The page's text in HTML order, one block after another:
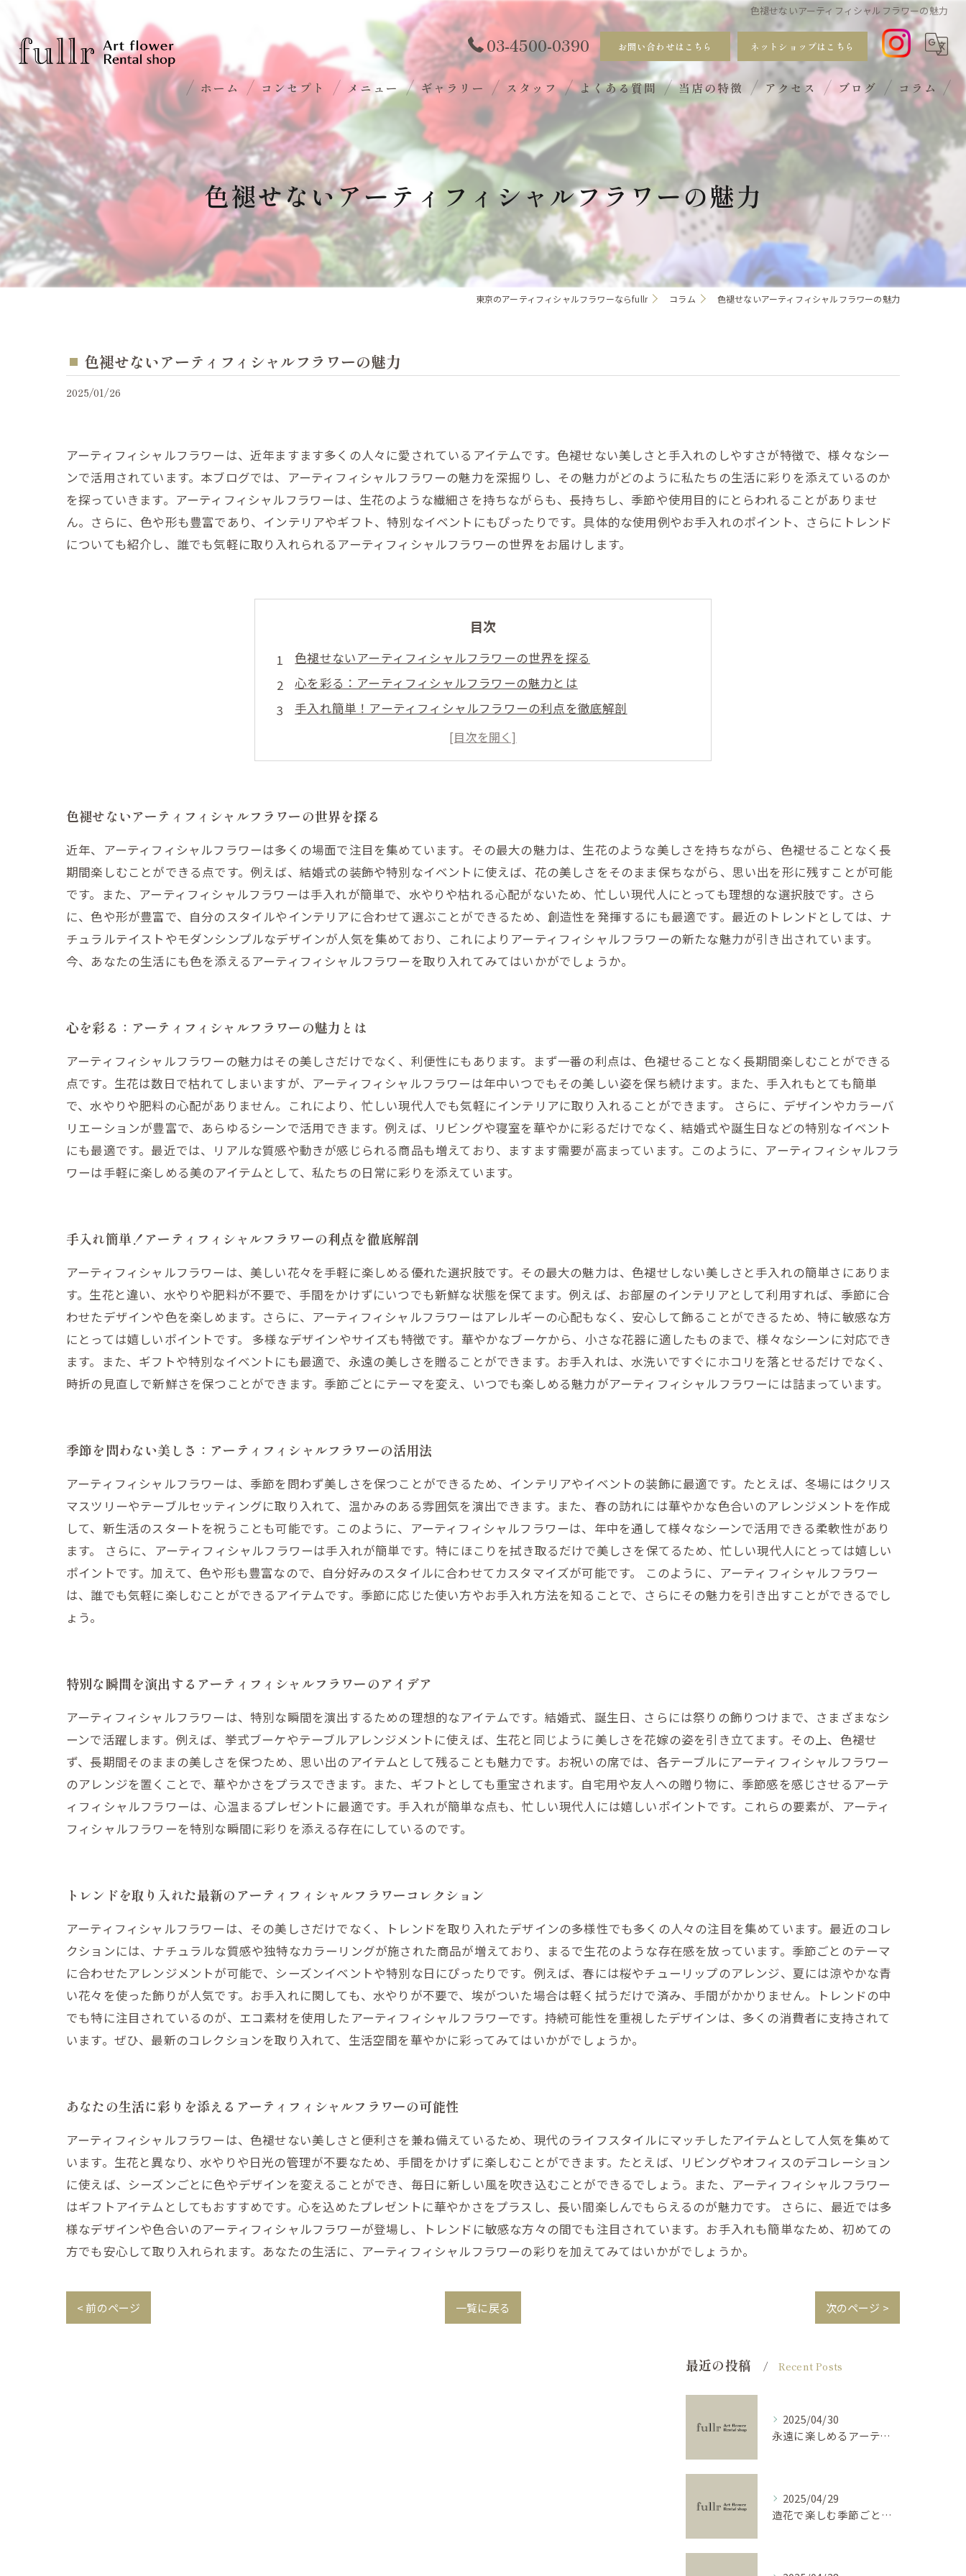
色褪せないアーティフィシャルフラワーの魅力
03-4500-0390 お問い合わせはこちら ネットショップはこちら
ホーム コンセプト メニュー ギャラリー スタッフ よくある質問 当店の特徴
おしゃれ
手入れ不要
サブスク
ギフト
ワークショップ
アクセス ブログ コラム
色褪せないアーティフィシャルフラワーの魅力
東京のアーティフィシャルフラワーならfullr コラム 色褪せないアーティフィシャルフラワーの魅力
色褪せないアーティフィシャルフラワーの魅力
2025/01/26
アーティフィシャルフラワーは、近年ますます多くの人々に愛されているアイテムです。色褪せない美しさと手入れのしやすさが特徴で、様々なシー
ンで活用されています。本ブログでは、アーティフィシャルフラワーの魅力を深掘りし、その魅力がどのように私たちの生活に彩りを添えているのか
を探っていきます。アーティフィシャルフラワーは、生花のような繊細さを持ちながらも、長持ちし、季節や使用目的にとらわれることがありませ
ん。さらに、色や形も豊富であり、インテリアやギフト、特別なイベントにもぴったりです。具体的な使用例やお手入れのポイント、さらにトレンド
についても紹介し、誰でも気軽に取り入れられるアーティフィシャルフラワーの世界をお届けします。
目次
色褪せないアーティフィシャルフラワーの世界を探る
心を彩る：アーティフィシャルフラワーの魅力とは
手入れ簡単！アーティフィシャルフラワーの利点を徹底解剖
季節を問わない美しさ：アーティフィシャルフラワーの活用法
特別な瞬間を演出するアーティフィシャルフラワーのアイデア
あなたの生活に彩りを添えるアーティフィシャルフラワーの可能性
色褪せないアーティフィシャルフラワーの世界を探る
近年、アーティフィシャルフラワーは多くの場面で注目を集めています。その最大の魅力は、生花のような美しさを持ちながら、色褪せることなく長
期間楽しむことができる点です。例えば、結婚式の装飾や特別なイベントに使えば、花の美しさをそのまま保ちながら、思い出を形に残すことが可能
です。また、アーティフィシャルフラワーは手入れが簡単で、水やりや枯れる心配がないため、忙しい現代人にとっても理想的な選択肢です。さら
に、色や形が豊富で、自分のスタイルやインテリアに合わせて選ぶことができるため、創造性を発揮するにも最適です。最近のトレンドとしては、ナ
チュラルテイストやモダンシンプルなデザインが人気を集めており、これによりアーティフィシャルフラワーの新たな魅力が引き出されています。
今、あなたの生活にも色を添えるアーティフィシャルフラワーを取り入れてみてはいかがでしょうか。
心を彩る：アーティフィシャルフラワーの魅力とは
アーティフィシャルフラワーの魅力はその美しさだけでなく、利便性にもあります。まず一番の利点は、色褪せることなく長期間楽しむことができる
点です。生花は数日で枯れてしまいますが、アーティフィシャルフラワーは年中いつでもその美しい姿を保ち続けます。また、手入れもとても簡単
で、水やりや肥料の心配がありません。これにより、忙しい現代人でも気軽にインテリアに取り入れることができます。 さらに、デザインやカラーバ
リエーションが豊富で、あらゆるシーンで活用できます。例えば、リビングや寝室を華やかに彩るだけでなく、結婚式や誕生日などの特別なイベント
にも最適です。最近では、リアルな質感や動きが感じられる商品も増えており、ますます需要が高まっています。このように、アーティフィシャルフラ
ワーは手軽に楽しめる美のアイテムとして、私たちの日常に彩りを添えています。
手入れ簡単！アーティフィシャルフラワーの利点を徹底解剖
アーティフィシャルフラワーは、美しい花々を手軽に楽しめる優れた選択肢です。その最大の魅力は、色褪せしない美しさと手入れの簡単さにありま
す。生花と違い、水やりや肥料が不要で、手間をかけずにいつでも新鮮な状態を保てます。例えば、お部屋のインテリアとして利用すれば、季節に合
わせたデザインや色を楽しめます。さらに、アーティフィシャルフラワーはアレルギーの心配もなく、安心して飾ることができるため、特に敏感な方
にとっては嬉しいポイントです。 多様なデザインやサイズも特徴です。華やかなブーケから、小さな花器に適したものまで、様々なシーンに対応でき
ます。また、ギフトや特別なイベントにも最適で、永遠の美しさを贈ることができます。お手入れは、水洗いですぐにホコリを落とせるだけでなく、
時折の見直しで新鮮さを保つことができます。季節ごとにテーマを変え、いつでも楽しめる魅力がアーティフィシャルフラワーには詰まっています。
季節を問わない美しさ：アーティフィシャルフラワーの活用法
アーティフィシャルフラワーは、季節を問わず美しさを保つことができるため、インテリアやイベントの装飾に最適です。たとえば、冬場にはクリス
マスツリーやテーブルセッティングに取り入れて、温かみのある雰囲気を演出できます。また、春の訪れには華やかな色合いのアレンジメントを作成
して、新生活のスタートを祝うことも可能です。このように、アーティフィシャルフラワーは、年中を通して様々なシーンで活用できる柔軟性があり
ます。 さらに、アーティフィシャルフラワーは手入れが簡単です。特にほこりを拭き取るだけで美しさを保てるため、忙しい現代人にとっては嬉しい
ポイントです。加えて、色や形も豊富なので、自分好みのスタイルに合わせてカスタマイズが可能です。 このように、アーティフィシャルフラワー
は、誰でも気軽に楽しむことができるアイテムです。季節に応じた使い方やお手入れ方法を知ることで、さらにその魅力を引き出すことができるでし
ょう。
特別な瞬間を演出するアーティフィシャルフラワーのアイデア
アーティフィシャルフラワーは、特別な瞬間を演出するための理想的なアイテムです。結婚式、誕生日、さらには祭りの飾りつけまで、さまざまなシ
ーンで活躍します。例えば、挙式ブーケやテーブルアレンジメントに使えば、生花と同じように美しさを花嫁の姿を引き立てます。その上、色褪せ
ず、長期間そのままの美しさを保つため、思い出のアイテムとして残ることも魅力です。お祝いの席では、各テーブルにアーティフィシャルフラワー
のアレンジを置くことで、華やかさをプラスできます。また、ギフトとしても重宝されます。自宅用や友人への贈り物に、季節感を感じさせるアーテ
ィフィシャルフラワーは、心温まるプレゼントに最適です。手入れが簡単な点も、忙しい現代人には嬉しいポイントです。これらの要素が、アーティ
フィシャルフラワーを特別な瞬間に彩りを添える存在にしているのです。
トレンドを取り入れた最新のアーティフィシャルフラワーコレクション
アーティフィシャルフラワーは、その美しさだけでなく、トレンドを取り入れたデザインの多様性でも多くの人々の注目を集めています。最近のコレ
クションには、ナチュラルな質感や独特なカラーリングが施された商品が増えており、まるで生花のような存在感を放っています。季節ごとのテーマ
に合わせたアレンジメントが可能で、シーズンイベントや特別な日にぴったりです。例えば、春には桜やチューリップのアレンジ、夏には涼やかな青
い花々を使った飾りが人気です。お手入れに関しても、水やりが不要で、埃がついた場合は軽く拭うだけで済み、手間がかかりません。トレンドの中
でも特に注目されているのが、エコ素材を使用したアーティフィシャルフラワーです。持続可能性を重視したデザインは、多くの消費者に支持されて
います。ぜひ、最新のコレクションを取り入れて、生活空間を華やかに彩ってみてはいかがでしょうか。
あなたの生活に彩りを添えるアーティフィシャルフラワーの可能性
アーティフィシャルフラワーは、色褪せない美しさと便利さを兼ね備えているため、現代のライフスタイルにマッチしたアイテムとして人気を集めて
います。生花と異なり、水やりや日光の管理が不要なため、手間をかけずに楽しむことができます。たとえば、リビングやオフィスのデコレーション
に使えば、シーズンごとに色やデザインを変えることができ、毎日に新しい風を吹き込むことができるでしょう。また、アーティフィシャルフラワー
はギフトアイテムとしてもおすすめです。心を込めたプレゼントに華やかさをプラスし、長い間楽しんでもらえるのが魅力です。 さらに、最近では多
様なデザインや色合いのアーティフィシャルフラワーが登場し、トレンドに敏感な方々の間でも注目されています。お手入れも簡単なため、初めての
方でも安心して取り入れられます。あなたの生活に、アーティフィシャルフラワーの彩りを加えてみてはいかがでしょうか。
< 前のページ 一覧に戻る 次のページ >
最近の投稿 Recent Posts
2025/04/30
永遠に楽しめるアーティフィシャルフラワーの使い方
2025/04/29
造花で楽しむ季節ごとのインテリア